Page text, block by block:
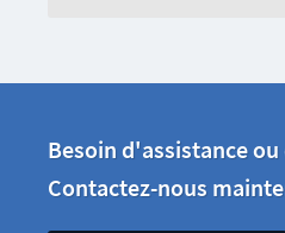
Besoin d'assistance
Contactez-nous